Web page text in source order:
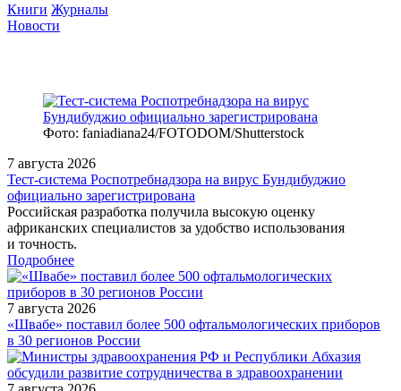
Книги Журналы
Новости
Фото: faniadiana24/FOTODOM/Shutterstock
7 августа 2026
Тест‑система Роспотребнадзора на вирус Бундибуджио
официально зарегистрирована
Российская разработка получила высокую оценку
африканских специалистов за удобство использования
и точность.
Подробнее
7 августа 2026
«Швабе» поставил более 500 офтальмологических приборов
в 30 регионов России